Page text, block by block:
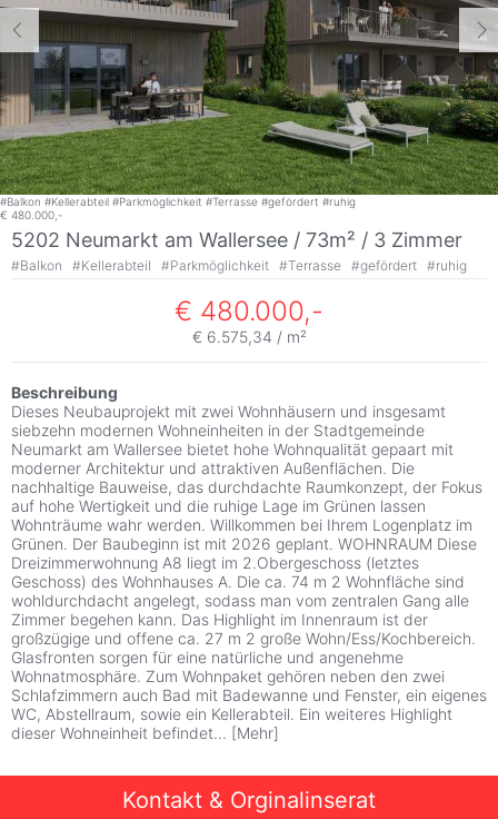
#Balkon #Kellerabteil #Parkmöglichkeit #Terrasse #gefördert #ruhig
€ 480.000,-
5202 Neumarkt am Wallersee / 73m² / 3 Zimmer
#Balkon #Kellerabteil #Parkmöglichkeit #Terrasse #gefördert #ruhig
€ 480.000,-
€ 6.575,34 / m²
Beschreibung
Dieses Neubauprojekt mit zwei Wohnhäusern und insgesamt
siebzehn modernen Wohneinheiten in der Stadtgemeinde
Neumarkt am Wallersee bietet hohe Wohnqualität gepaart mit
moderner Architektur und attraktiven Außenflächen. Die
nachhaltige Bauweise, das durchdachte Raumkonzept, der Fokus
auf hohe Wertigkeit und die ruhige Lage im Grünen lassen
Wohnträume wahr werden. Willkommen bei Ihrem Logenplatz im
Grünen. Der Baubeginn ist mit 2026 geplant. WOHNRAUM Diese
Dreizimmerwohnung A8 liegt im 2.Obergeschoss (letztes
Geschoss) des Wohnhauses A. Die ca. 74 m 2 Wohnfläche sind
wohldurchdacht angelegt, sodass man vom zentralen Gang alle
Zimmer begehen kann. Das Highlight im Innenraum ist der
großzügige und offene ca. 27 m 2 große Wohn/Ess/Kochbereich.
Glasfronten sorgen für eine natürliche und angenehme
Wohnatmosphäre. Zum Wohnpaket gehören neben den zwei
Schlafzimmern auch Bad mit Badewanne und Fenster, ein eigenes
WC, Abstellraum, sowie ein Kellerabteil. Ein weiteres Highlight
dieser Wohneinheit befindet... [Mehr]
Kontakt & Orginalinserat